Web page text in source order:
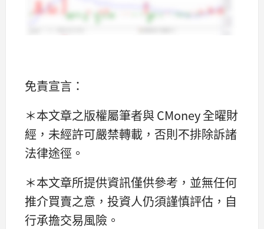
免責宣言：
＊本文章之版權屬筆者與 CMoney 全曜財
經，未經許可嚴禁轉載，否則不排除訴諸
法律途徑。
＊本文章所提供資訊僅供參考，並無任何
推介買賣之意，投資人仍須謹慎評估，自
行承擔交易風險。